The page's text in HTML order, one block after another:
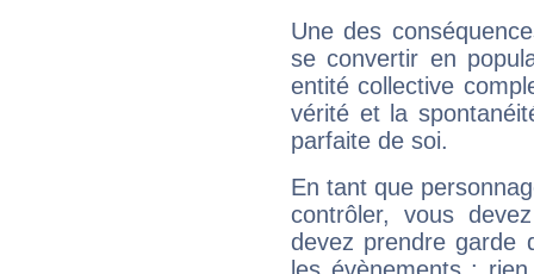
Une des
se convertir en
entité collective
vérité et la
parfaite de soi.
En tant que
contrôler, vous
devez prendre garde